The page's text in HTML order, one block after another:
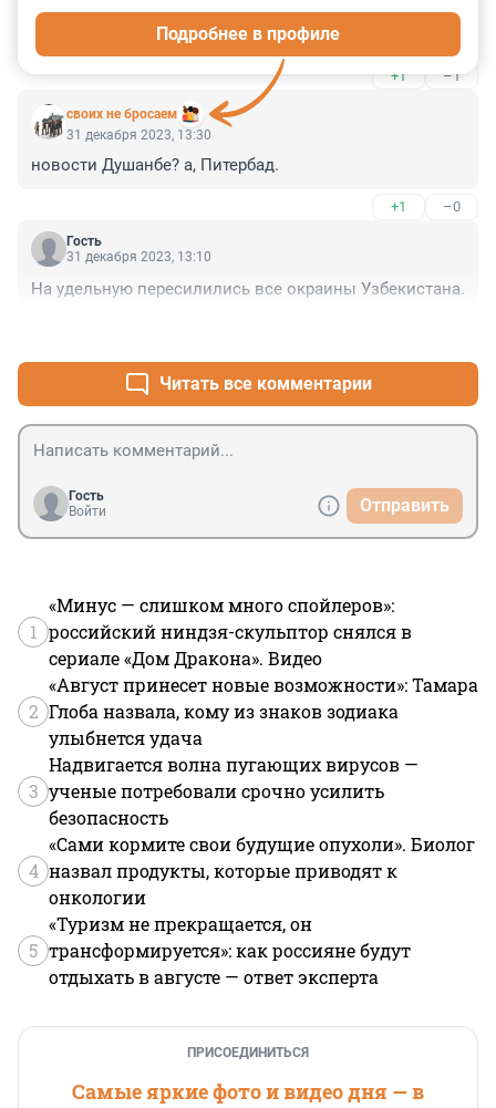
надоели эти попрошайки из фонтанки
+1 –1
своих не бросаем
Подробнее в профиле
31 декабря 2023, 13:30
новости Душанбе? а, Питербад.
+1 –0
Гость
31 декабря 2023, 13:10
На удельную пересилились все окраины Узбекистана.
Читать все комментарии
Гость
Войти
Отправить
1
«Минус — слишком много спойлеров»:
российский ниндзя-скульптор снялся в
сериале «Дом Дракона». Видео
2
«Август принесет новые возможности»: Тамара
Глоба назвала, кому из знаков зодиака
улыбнется удача
3
Надвигается волна пугающих вирусов —
ученые потребовали срочно усилить
безопасность
4
«Сами кормите свои будущие опухоли». Биолог
назвал продукты, которые приводят к
онкологии
5
«Туризм не прекращается, он
трансформируется»: как россияне будут
отдыхать в августе — ответ эксперта
ПРИСОЕДИНИТЬСЯ
Самые яркие фото и видео дня — в